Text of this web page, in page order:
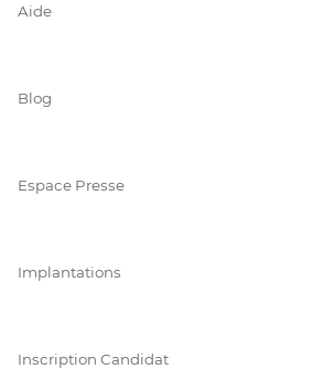
Aide
Blog
Espace Presse
Implantations
Inscription Candidat